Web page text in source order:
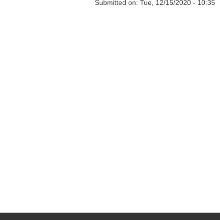
Submitted on: Tue, 12/15/2020 - 10:35